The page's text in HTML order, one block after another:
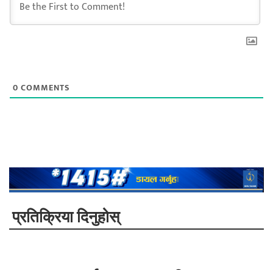
0 COMMENTS
प्रतिक्रिया दिनुहोस्